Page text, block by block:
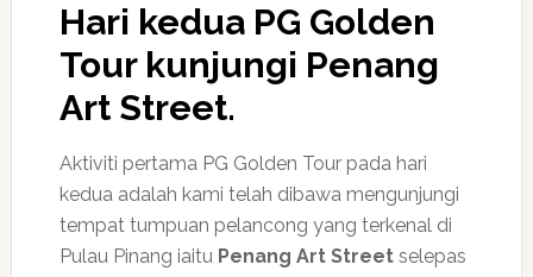
Hari kedua PG Golden
Tour kunjungi Penang
Art Street.
Aktiviti pertama PG Golden Tour pada hari
kedua adalah kami telah dibawa mengunjungi
tempat tumpuan pelancong yang terkenal di
Pulau Pinang iaitu Penang Art Streetselepas